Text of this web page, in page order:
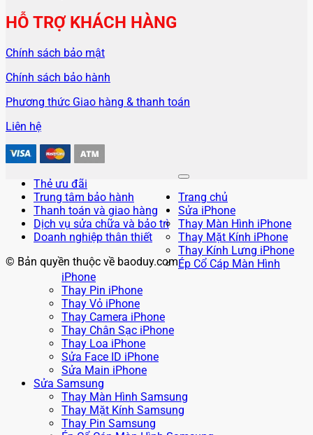
HỖ TRỢ KHÁCH HÀNG
Chính sách bảo mật
Chính sách bảo hành
Phương thức Giao hàng & thanh toán
Liên hệ
Thẻ ưu đãi
Trung tâm bảo hành
Thanh toán và giao hàng
Dịch vụ sửa chữa và bảo trì
Doanh nghiệp thân thiết
© Bản quyền thuộc về baoduy.com
Trang chủ
Sửa iPhone
Thay Màn Hình iPhone
Thay Mặt Kính iPhone
Thay Kính Lưng iPhone
Ép Cổ Cáp Màn Hình
iPhone
Thay Pin iPhone
Thay Vỏ iPhone
Thay Camera iPhone
Thay Chân Sạc iPhone
Thay Loa iPhone
Sửa Face ID iPhone
Sửa Main iPhone
Sửa Samsung
Thay Màn Hình Samsung
Thay Mặt Kính Samsung
Thay Pin Samsung